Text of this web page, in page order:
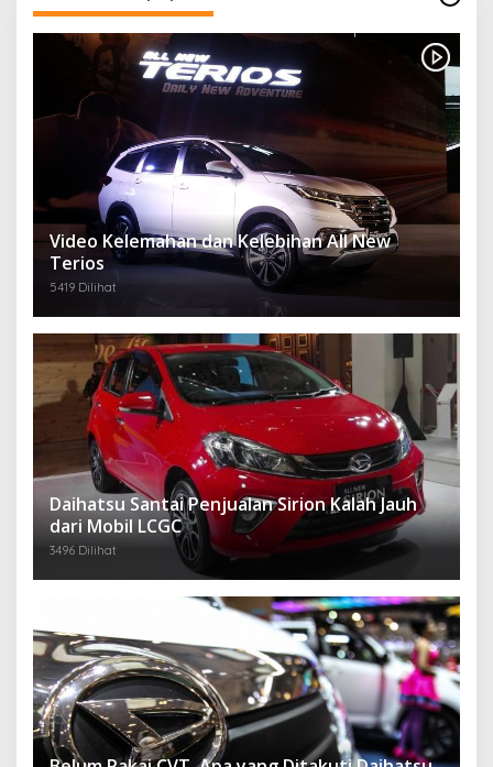
Video Kelemahan dan Kelebihan All New
Terios
5419 Dilihat
Daihatsu Santai Penjualan Sirion Kalah Jauh
dari Mobil LCGC
3496 Dilihat